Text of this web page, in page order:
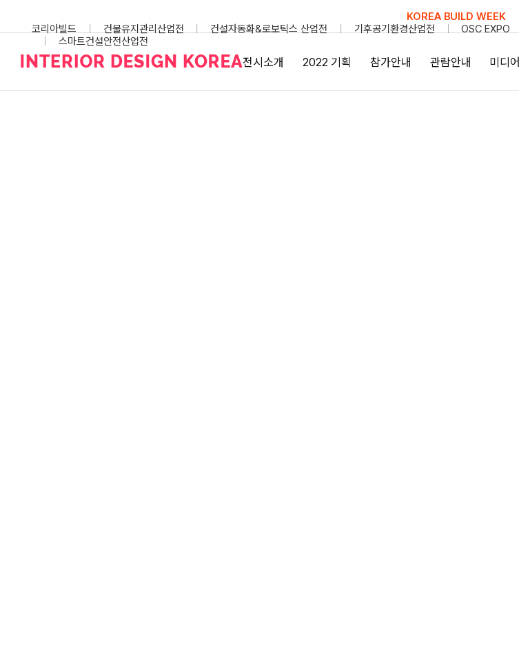
KOREA BUILD WEEK
코리아빌드
건물유지관리산업전 건설자동화&로보틱스 산업전 기후공기환경산업전 OSC EXPO
스마트건설안전산업전
전시소개 2022 기획 참가안내 관람안내 미디어